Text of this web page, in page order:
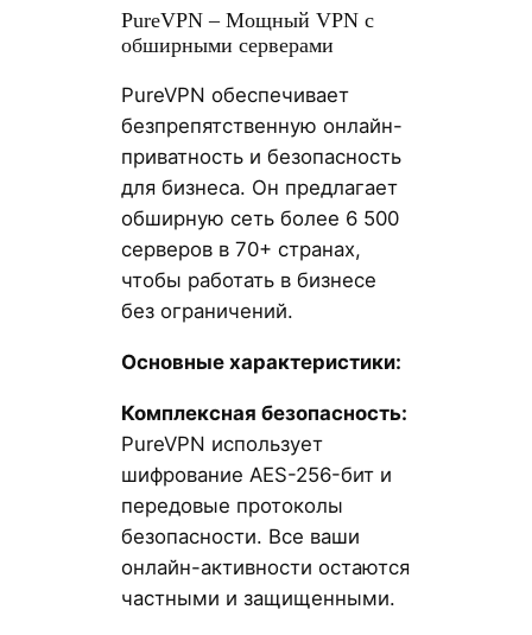
PureVPN – Мощный VPN с
обширными серверами
PureVPN обеспечивает
безпрепятственную онлайн-
приватность и безопасность
для бизнеса. Он предлагает
обширную сеть более 6 500
серверов в 70+ странах,
чтобы работать в бизнесе
без ограничений.
Основные характеристики:
Комплексная безопасность:
PureVPN использует
шифрование AES-256-бит и
передовые протоколы
безопасности. Все ваши
онлайн-активности остаются
частными и защищенными.